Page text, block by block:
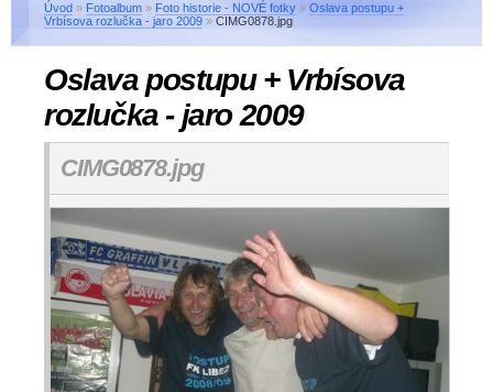
Úvod » Fotoalbum » Foto historie - NOVÉ fotky » Oslava postupu +
Vrbísova rozlučka - jaro 2009 » CIMG0878.jpg
Oslava postupu + Vrbísova
rozlučka - jaro 2009
CIMG0878.jpg